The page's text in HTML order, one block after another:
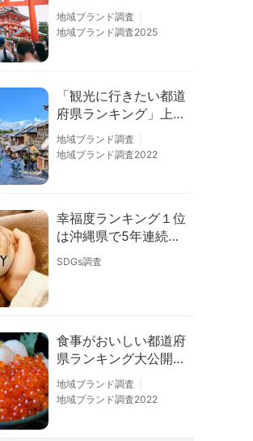
6」京都は低下、神奈
川上昇
地域ブランド調査
地域ブランド調査2025
「観光に行きたい都道
府県ランキング」上位
の順位に変動あり
地域ブランド調査
地域ブランド調査2022
幸福度ランキング１位
は沖縄県で5年連続！
佐賀、愛知が順位上昇
【幸福度調査2026】
SDGs調査
食事がおいしい都道府
県ランキング大公開！
１位は北海道、３位は
大阪府、２位は〇〇
地域ブランド調査
地域ブランド調査2022